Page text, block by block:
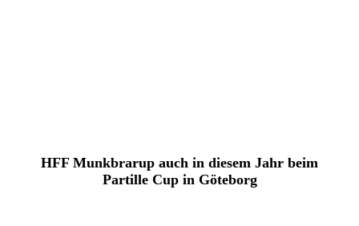
HFF Munkbrarup auch in diesem Jahr beim
Partille Cup in Göteborg